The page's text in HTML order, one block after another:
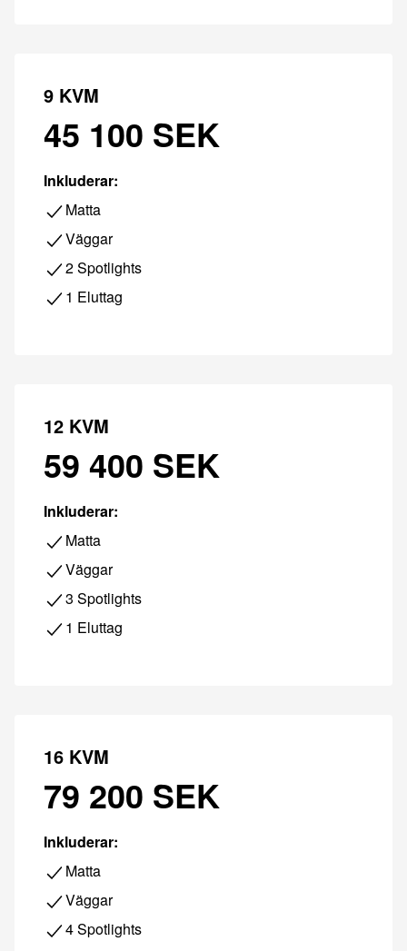
9 KVM
45 100 SEK
Inkluderar:
Matta
Väggar
2 Spotlights
1 Eluttag
12 KVM
59 400 SEK
Inkluderar:
Matta
Väggar
3 Spotlights
1 Eluttag
16 KVM
79 200 SEK
Inkluderar:
Matta
Väggar
4 Spotlights